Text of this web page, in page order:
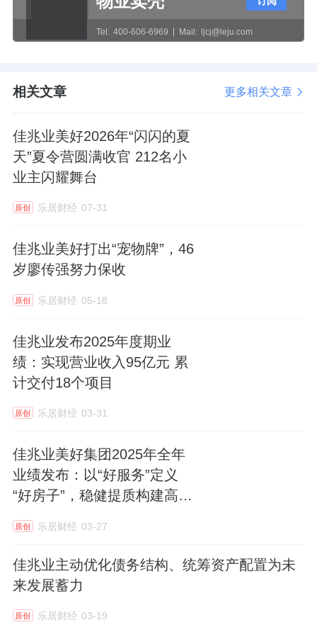
放弃规模情结，深耕品质服务，押注社区生活
场景，转型故事已经成型。
截至2025年底，佳兆业美好的贸易应收款账面
净值约为4.78亿元。
了高达10.86亿元的巨额坏账准备后剩下的。
七成可能都收不回来。
进一步拆解，15.64亿元的原始欠款中，关联方
各自计提准备多少，但10.86亿元坏账准备，超
过了关联方9.66亿元的欠款总额。
这意味着关联方欠款，大概率大部分无法收
如果说巨额坏账准备是被动挨打，那2025年6
招。
Tel: 400-606-6969 Mail: ljcj@leju.com
相关文章 更多相关文章
佳兆业美好2026年“闪闪的夏
天”夏令营圆满收官 212名小
业主闪耀舞台
原创 乐居财经 07-31
佳兆业美好打出“宠物牌”，46
岁廖传强努力保收
原创 乐居财经 05-18
佳兆业发布2025年度期业
绩：实现营业收入95亿元 累
计交付18个项目
原创 乐居财经 03-31
佳兆业美好集团2025年全年
业绩发布：以“好服务”定义
“好房子”，稳健提质构建高质
原创 乐居财经 03-27
佳兆业主动优化债务结构、统筹资产配置为未
来发展蓄力
原创 乐居财经 03-19